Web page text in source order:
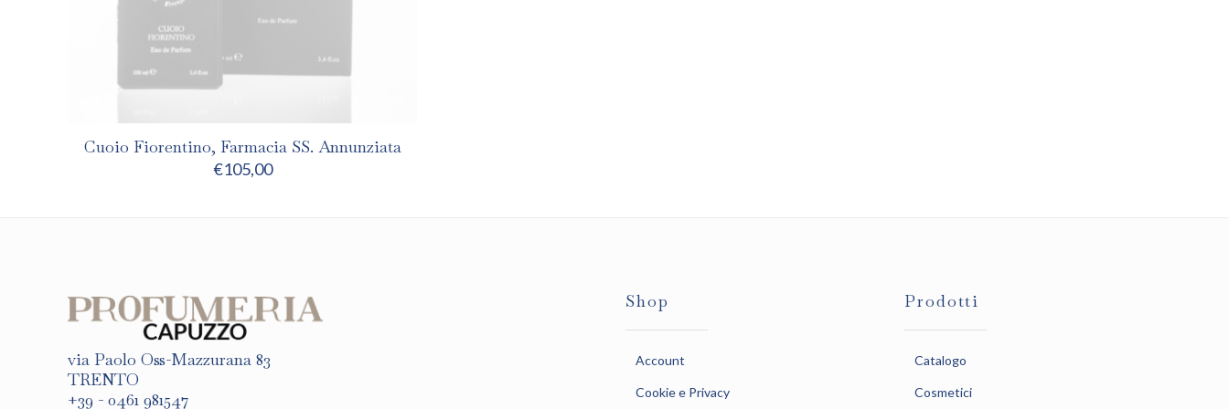
Cuoio Fiorentino, Farmacia SS. Annunziata
€105,00
via Paolo Oss-Mazzurana 83
TRENTO
+39 - 0461 981547
Shop
Account
Cookie e Privacy
Prodotti
Catalogo
Cosmetici